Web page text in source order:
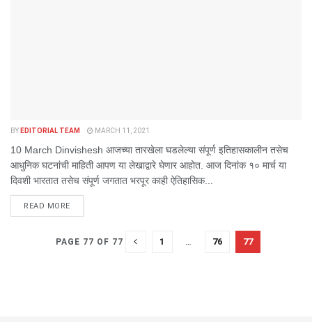
BY EDITORIAL TEAM MARCH 11, 2021
10 March Dinvishesh आजच्या तारखेला घडलेल्या संपूर्ण इतिहासकालीन तसेच
आधुनिक घटनांची माहिती आपण या लेखाद्वारे घेणार आहोत. आज दिनांक १० मार्च या
दिवशी भारतात तसेच संपूर्ण जगतात भरपूर काही ऐतिहासिक...
READ MOREDETAILS
PAGE 77 OF 77 1 … 76 77